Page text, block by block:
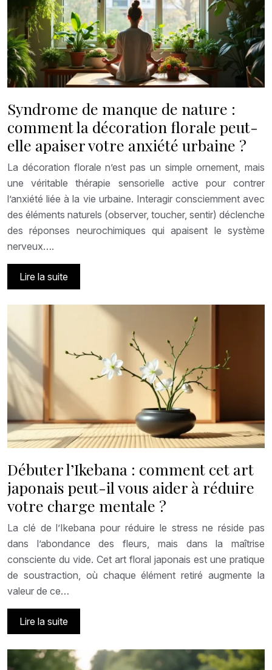
Syndrome de manque de nature :
comment la décoration florale peut-
elle apaiser votre anxiété urbaine ?
La décoration florale n’est pas un simple ornement, mais
une véritable thérapie sensorielle active pour contrer
l’anxiété liée à la vie urbaine. Interagir consciemment avec
des éléments naturels (observer, toucher, sentir) déclenche
des réponses neurochimiques qui apaisent le système
nerveux….
Lire la suite
Débuter l’Ikebana : comment cet art
japonais peut-il vous aider à réduire
votre charge mentale ?
La clé de l’Ikebana pour réduire le stress ne réside pas
dans l’abondance des fleurs, mais dans la maîtrise
consciente du vide. Cet art floral japonais est une pratique
de soustraction, où chaque élément retiré augmente la
valeur de ce…
Lire la suite